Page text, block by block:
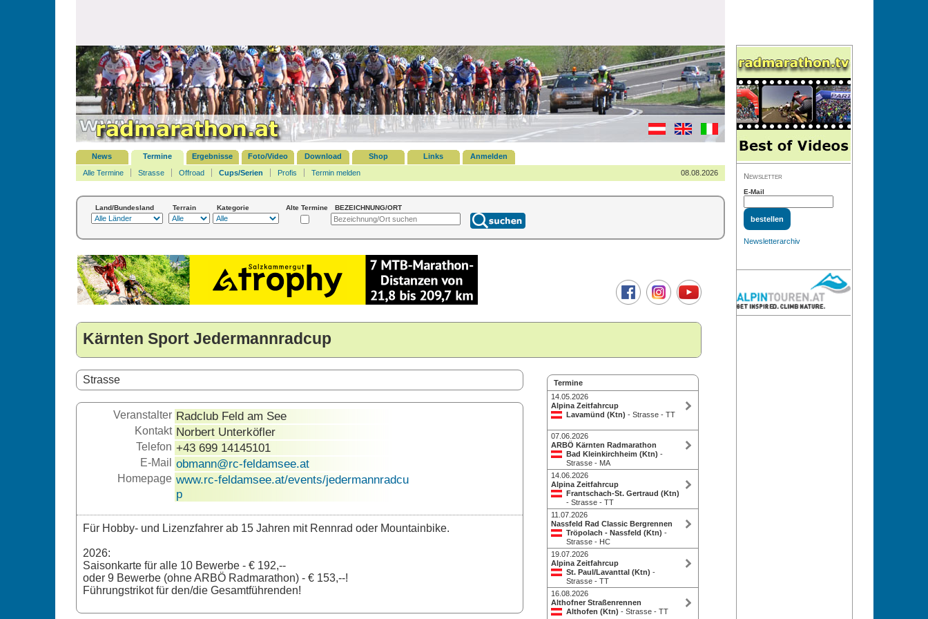
News Termine Ergebnisse Foto/Video Download Shop Links
Anmelden
Alle Termine
Strasse Offroad Cups/Serien Profis Termin melden 08.08.2026
Land/Bundesland Terrain Kategorie Alte Termine BEZEICHNUNG/ORT
Kärnten Sport Jedermannradcup
Termine
14.05.2026
Alpina Zeitfahrcup
Lavamünd (Ktn) - Strasse - TT
07.06.2026
ARBÖ Kärnten Radmarathon
Bad Kleinkirchheim (Ktn) -
Strasse - MA
14.06.2026
Alpina Zeitfahrcup
Frantschach-St. Gertraud (Ktn)
- Strasse - TT
11.07.2026
Nassfeld Rad Classic Bergrennen
Tröpolach - Nassfeld (Ktn) -
Strasse - HC
19.07.2026
Alpina Zeitfahrcup
St. Paul/Lavanttal (Ktn) -
Strasse - TT
16.08.2026
Althofner Straßenrennen
Althofen (Ktn) - Strasse - TT
Strasse
Veranstalter Radclub Feld am See
Kontakt Norbert Unterköfler
Telefon +43 699 14145101
E-Mail obmann@rc-feldamsee.at
Homepage www.rc-feldamsee.at/events/jedermannradcu
p
Für Hobby- und Lizenzfahrer ab 15 Jahren mit Rennrad oder Mountainbike.
2026:
Saisonkarte für alle 10 Bewerbe - € 192,--
oder 9 Bewerbe (ohne ARBÖ Radmarathon) - € 153,--!
Führungstrikot für den/die Gesamtführenden!
Newsletter
E-Mail
Newsletterarchiv